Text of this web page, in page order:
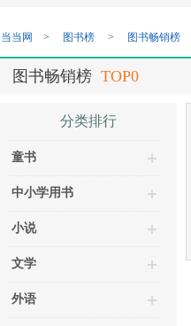
加
当当网 > 图书榜 > 图书畅销榜
图书畅销榜 TOP0
分类排行
童书
中小学用书
小说
文学
外语